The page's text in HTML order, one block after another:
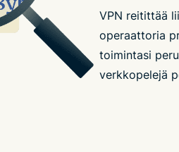
VPN reitittää
operaattoria
toimintasi
verkkopelejä